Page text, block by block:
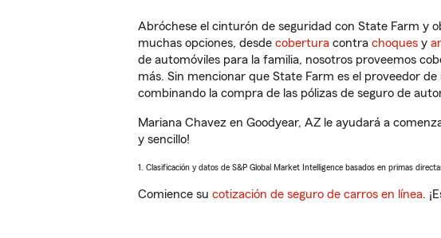
Abróchese el cinturón de seguridad con State Farm y
muchas opciones, desde cobertura contra choques y
de automóviles para la familia, nosotros proveemos
más. Sin mencionar que State Farm es el proveedor
combinando la compra de las pólizas de seguro de
Mariana Chavez en Goodyear, AZ le ayudará a
y sencillo!
1. Clasificación y datos de S&P Global Market Intelligence basados en primas
Comience su cotización de seguro de carros en línea.